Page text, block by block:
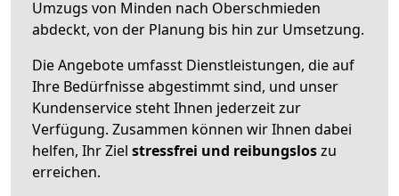
Umzugs von Minden nach Oberschmieden
abdeckt, von der Planung bis hin zur Umsetzung.
Die Angebote umfasst Dienstleistungen, die auf
Ihre Bedürfnisse abgestimmt sind, und unser
Kundenservice steht Ihnen jederzeit zur
Verfügung. Zusammen können wir Ihnen dabei
helfen, Ihr Ziel stressfrei und reibungsloszu
erreichen.